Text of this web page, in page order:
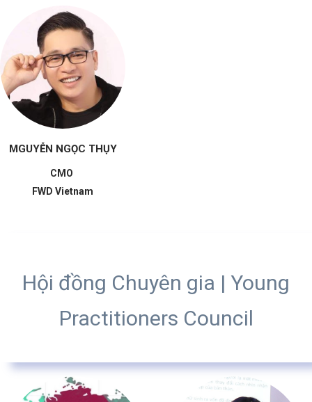
MGUYỄN NGỌC THỤY
CMO
FWD Vietnam
Hội đồng Chuyên gia | Young
Practitioners Council